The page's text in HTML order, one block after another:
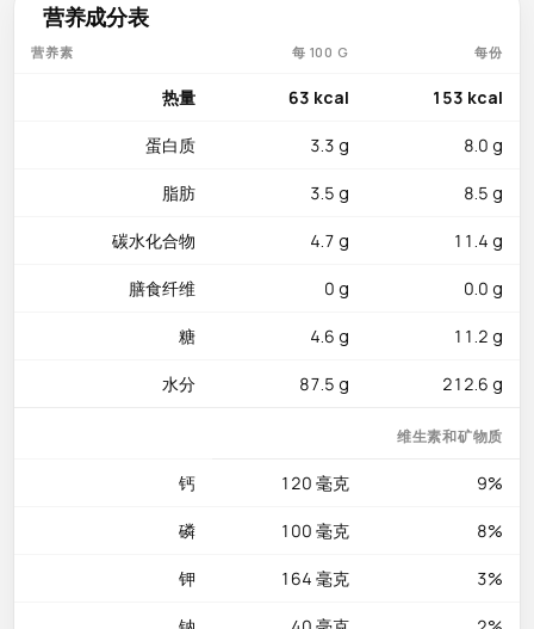
营养成分
钙含量丰富达120毫克（占每日推荐摄入量的12%），是日常补
钙的优质来源。磷100毫克（占每日推荐摄入量的14%）促进钙
钙、磷构成强健骨骼的三重保障。钾164毫克有助于维持健康血
压。维生素B12为0.29微克（约占每日推荐摄入量的12%），支
和锌0.46毫克虽含量不高，但与其他营养素协同发挥作用。硒含
胆固醇仅6毫克，对心血管极为友好。
开菲尔丰富的益生菌群落是其最大健康亮点——它们支持消化系
的口感直接冷饮最为清爽，也适合加入奶昔中增加益生菌活性。
在中亚和东欧料理中，开菲尔常作为冷汤的基底。在家庭厨房
料，温和的酸度和活性菌令肉质格外柔嫩多汁。2~4°C保存；注
意即使在冰箱中开菲尔也会继续缓慢发酵，随时间推移酸味逐渐
营养成分表
营养素 每 100 G 每份
热量 63 kcal 153 kcal
蛋白质 3.3 g 8.0 g
脂肪 3.5 g 8.5 g
碳水化合物 4.7 g 11.4 g
膳食纤维 0 g 0.0 g
糖 4.6 g 11.2 g
水分 87.5 g 212.6 g
维生素和矿物质
钙 120 毫克 9%
磷 100 毫克 8%
钾 164 毫克 3%